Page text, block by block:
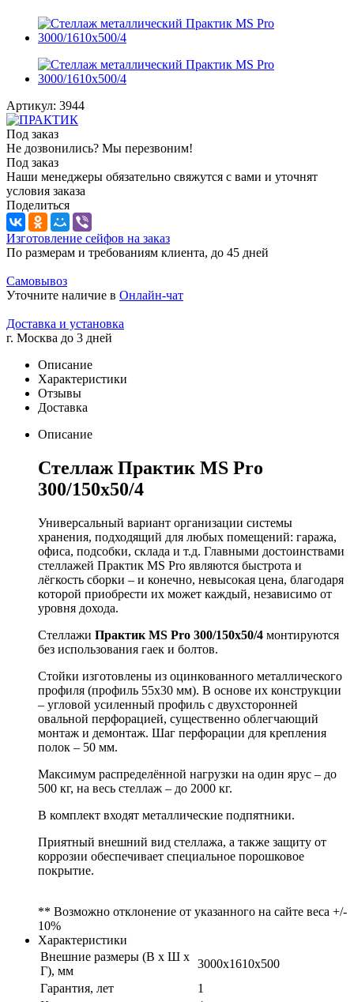
Артикул: 3944
Под заказ
Не дозвонились? Мы перезвоним!
Под заказ
Наши менеджеры обязательно свяжутся с вами и уточнят
условия заказа
Поделиться
Изготовление сейфов на заказ
По размерам и требованиям клиента, до 45 дней
Самовывоз
Уточните наличие в Онлайн-чат
Доставка и установка
г. Москва до 3 дней
Описание
Характеристики
Отзывы
Доставка
Описание
Стеллаж Практик MS Pro
300/150x50/4
Универсальный вариант организации системы
хранения, подходящий для любых помещений: гаража,
офиса, подсобки, склада и т.д. Главными достоинствами
стеллажей Практик MS Pro являются быстрота и
лёгкость сборки – и конечно, невысокая цена, благодаря
которой приобрести их может каждый, независимо от
уровня дохода.
Стеллажи Практик MS Pro 300/150x50/4 монтируются
без использования гаек и болтов.
Стойки изготовлены из оцинкованного металлического
профиля (профиль 55х30 мм). В основе их конструкции
– угловой усиленный профиль с двухсторонней
овальной перфорацией, существенно облегчающий
монтаж и демонтаж. Шаг перфорации для крепления
полок – 50 мм.
Максимум распределённой нагрузки на один ярус – до
500 кг, на весь стеллаж – до 2000 кг.
В комплект входят металлические подпятники.
Приятный внешний вид стеллажа, а также защиту от
коррозии обеспечивает специальное порошковое
покрытие.
** Возможно отклонение от указанного на сайте веса +/-
10%
Характеристики
Внешние размеры (В х Ш х
Г), мм
3000x1610x500
Гарантия, лет
1